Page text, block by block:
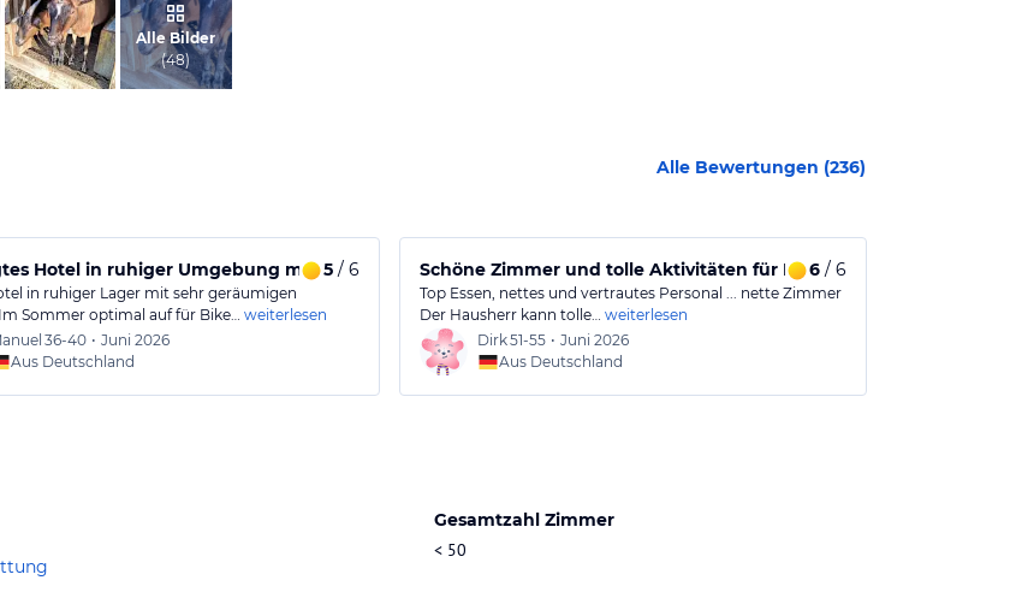
von Philip, Juli 2024Alle Bilder
(48)
Alle Bewertungen (236)
Hotel in ruhiger Umgebung mit großen Zimmern
5/ 6
in ruhiger Lager mit sehr geräumigen
Sommer optimal auf für Bike… weiterlesen
36-40 • Juni 2026
Aus Deutschland
Schöne Zimmer und tolle Aktivitäten für Radfahrer und Wanderer
6/ 6
Top Essen, nettes und vertrautes Personal ... nette Zimmer
Der Hausherr kann tolle… weiterlesen
Dirk51-55 • Juni 2026
Aus Deutschland
Gesamtzahl Zimmer
< 50